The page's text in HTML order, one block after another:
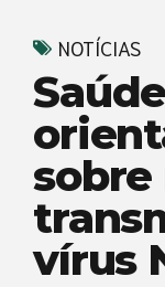
NOTÍCIAS
sobre
vírus